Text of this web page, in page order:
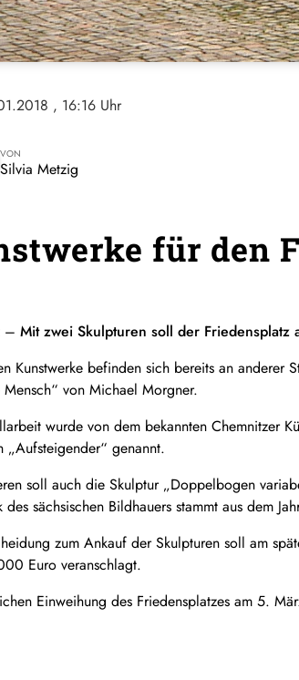
, 16:16 Uhr
VON
Silvia Metzig
für den
– Mit zwei Skulpturen soll der Friedensplatz
Kunstwerke befinden sich bereits an anderer
Mensch“ von Michael Morgner.
wurde von dem bekannten Chemnitzer
„Aufsteigender“ genannt.
soll auch die Skulptur „Doppelbogen
des sächsischen Bildhauers stammt aus dem
zum Ankauf der Skulpturen soll am
Euro veranschlagt.
Einweihung des Friedensplatzes am 5.